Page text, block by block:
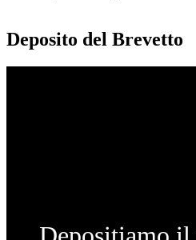
Deposito del Brevetto